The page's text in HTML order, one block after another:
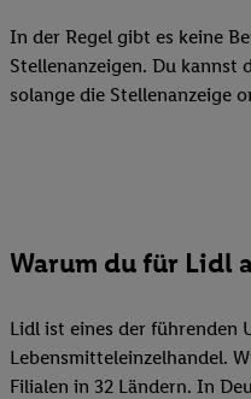
In der Regel gibt es keine
Stellenanzeigen. Du kannst
solange die Stellenanzeige
Warum du für Lidl
Lidl ist eines der führenden
Lebensmitteleinzelhandel.
Filialen in 32 Ländern. In